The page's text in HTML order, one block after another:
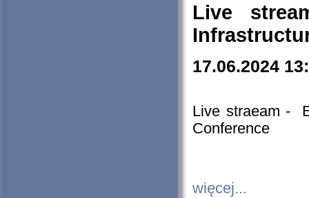
Live
17.06.2024
Live straeam -
Conference
więcej...